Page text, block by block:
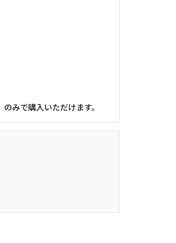
みで購入いただけます。